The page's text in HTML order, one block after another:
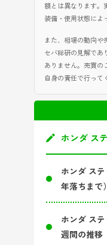
額とは異なります。
装備・使用状態によ
また、相場の動向や
セバ総研の見解であ
ありません。売買の
自身の責任で行って
ホンダ ス
ホンダ ス
年落ちまで）
ホンダ ス
週間の推移